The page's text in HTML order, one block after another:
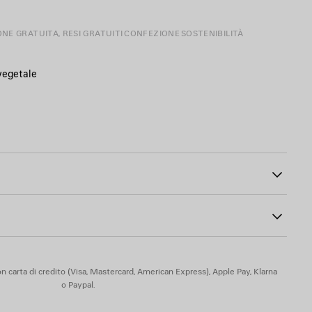
GRATUITA, RESI GRATUITI CONFEZIONE SOSTENIBILITÀ
anello a spirale
carta di credito (Visa, Mastercard, American Express), Apple Pay, Klarna
o Paypal.